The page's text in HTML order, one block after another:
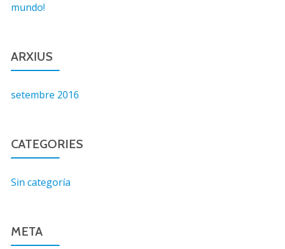
mundo!
ARXIUS
setembre 2016
CATEGORIES
Sin categoría
META